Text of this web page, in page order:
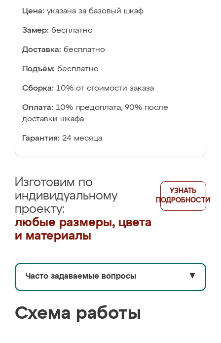
Цена: указана за базовый шкаф
Замер: бесплатно
Доставка: бесплатно
Подъём: бесплатно
Сборка: 10% от стоимости заказа
Оплата: 10% предоплата, 90% после
доставки шкафа
Гарантия: 24 месяца
Изготовим по
индивидуальному
проекту:
любые размеры, цвета
и материалы
УЗНАТЬ
ПОДРОБНОСТИ
Часто задаваемые вопросы ▼
Схема работы